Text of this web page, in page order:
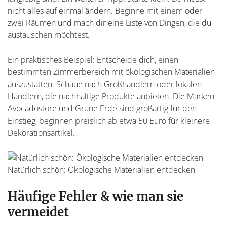
nicht alles auf einmal ändern. Beginne mit einem oder
zwei Räumen und mach dir eine Liste von Dingen, die du
austauschen möchtest.
Ein praktisches Beispiel: Entscheide dich, einen
bestimmten Zimmerbereich mit ökologischen Materialien
auszustatten. Schaue nach Großhändlern oder lokalen
Händlern, die nachhaltige Produkte anbieten. Die Marken
Avocadostore und Grüne Erde sind großartig für den
Einstieg, beginnen preislich ab etwa 50 Euro für kleinere
Dekorationsartikel.
Natürlich schön: Ökologische Materialien entdecken
Häufige Fehler & wie man sie
vermeidet